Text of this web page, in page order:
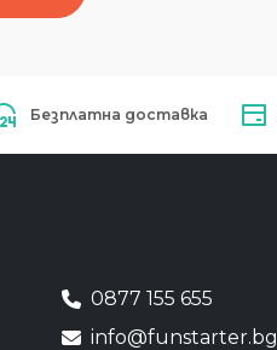
Безплатна доставка
0877 155 655
info@funstarter.bg